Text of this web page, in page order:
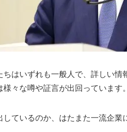
はいずれも一般人で、詳しい情
々な噂や証言が出回っています。
ているのか、はたまた一流企業